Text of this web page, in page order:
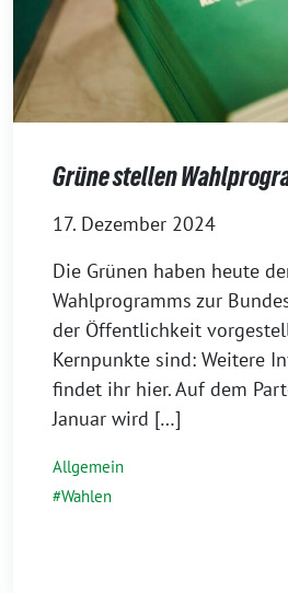
Grüne stellen
17. Dezember 2024
Die Grünen haben heute
Wahlprogramms zur
der Öffentlichkeit
Kernpunkte sind: Weitere
findet ihr hier. Auf dem
Januar wird […]
Allgemein
Wahlen